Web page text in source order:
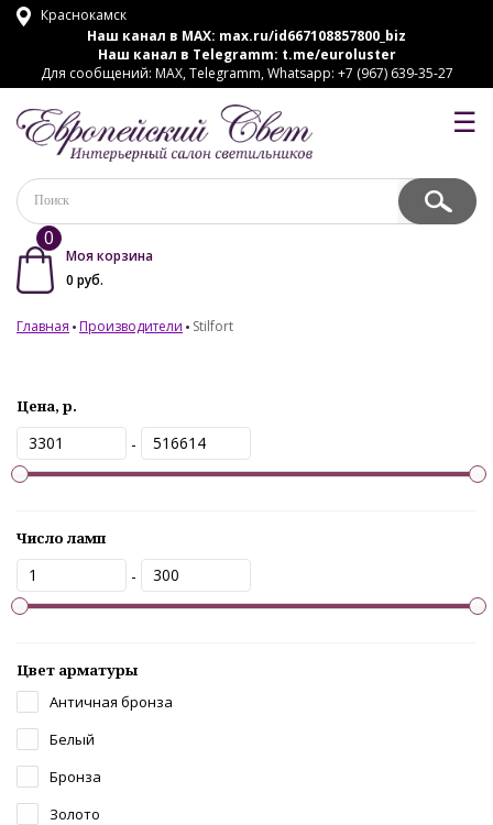
Краснокамск
Наш канал в MAX: max.ru/id667108857800_biz
Наш канал в Telegramm: t.me/euroluster
Для сообщений: MAX, Telegramm, Whatsapp: +7 (967) 639-35-27
☰
0
Моя корзина
0 руб.
Главная Производители Stilfort
Цена, р.
-
Число ламп
-
Цвет арматуры
Античная бронза
Белый
Бронза
Золото